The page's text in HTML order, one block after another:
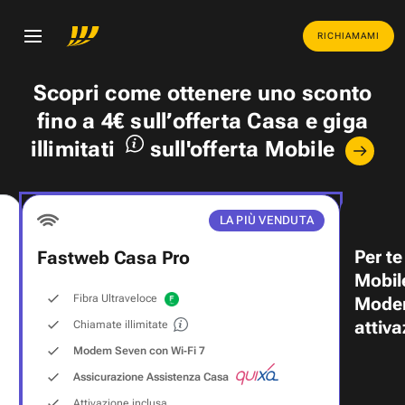
RICHIAMAMI
Scopri come ottenere uno sconto
fino a 4€ sull’offerta Casa egiga
illimitati
sull'offerta Mobile
LA PIÙ VENDUTA
Fastweb Casa Pro
Fibra Ultraveloce
Chiamate illimitate
Modem Seven con Wi‑Fi 7
Assicurazione Assistenza Casa
Per